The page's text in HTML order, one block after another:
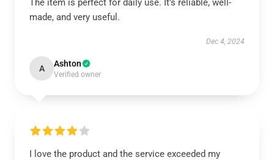
The item is perfect for daily use. It’s reliable, well-
made, and very useful.
Dec 4, 2024
A Ashton
Verified owner
I love the product and the service exceeded my